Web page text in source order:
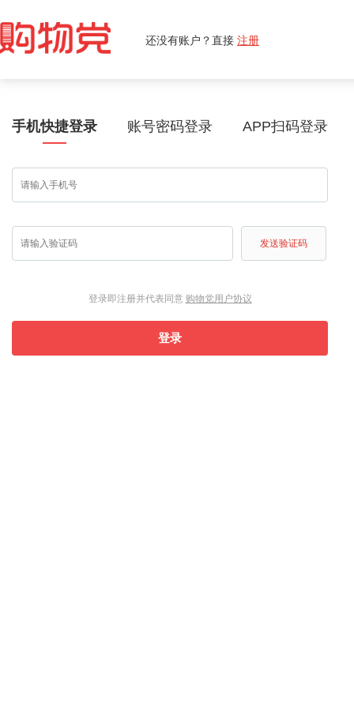
还没有账户？直接 注册
手机快捷登录 账号密码登录 APP扫码登录
发送验证码
登录即注册并代表同意 购物党用户协议
登录